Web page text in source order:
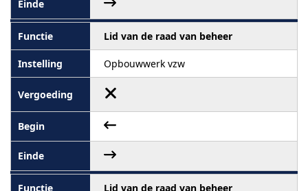
Lid van de raad van beheer
Opbouwwerk vzw
Lid van de raad van beheer